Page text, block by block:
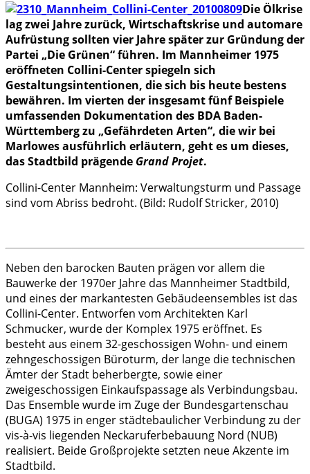
Die Ölkrise
lag zwei Jahre zurück, Wirtschaftskrise und automare
Aufrüstung sollten vier Jahre später zur Gründung der
Partei „Die Grünen“ führen. Im Mannheimer 1975
eröffneten Collini-Center spiegeln sich
Gestaltungsintentionen, die sich bis heute bestens
bewähren. Im vierten der insgesamt fünf Beispiele
umfassenden Dokumentation des BDA Baden-
Württemberg zu „Gefährdeten Arten“, die wir bei
Marlowes ausführlich erläutern, geht es um dieses,
das Stadtbild prägende Grand Projet.
Collini-Center Mannheim: Verwaltungsturm und Passage
sind vom Abriss bedroht. (Bild: Rudolf Stricker, 2010)
Neben den barocken Bauten prägen vor allem die
Bauwerke der 1970er Jahre das Mannheimer Stadtbild,
und eines der markantesten Gebäudeensembles ist das
Collini-Center. Entworfen vom Architekten Karl
Schmucker, wurde der Komplex 1975 eröffnet. Es
besteht aus einem 32-geschossigen Wohn- und einem
zehngeschossigen Büroturm, der lange die technischen
Ämter der Stadt beherbergte, sowie einer
zweigeschossigen Einkaufspassage als Verbindungsbau.
Das Ensemble wurde im Zuge der Bundesgartenschau
(BUGA) 1975 in enger städtebaulicher Verbindung zu der
vis-à-vis liegenden Neckaruferbebauung Nord (NUB)
realisiert. Beide Großprojekte setzten neue Akzente im
Stadtbild.